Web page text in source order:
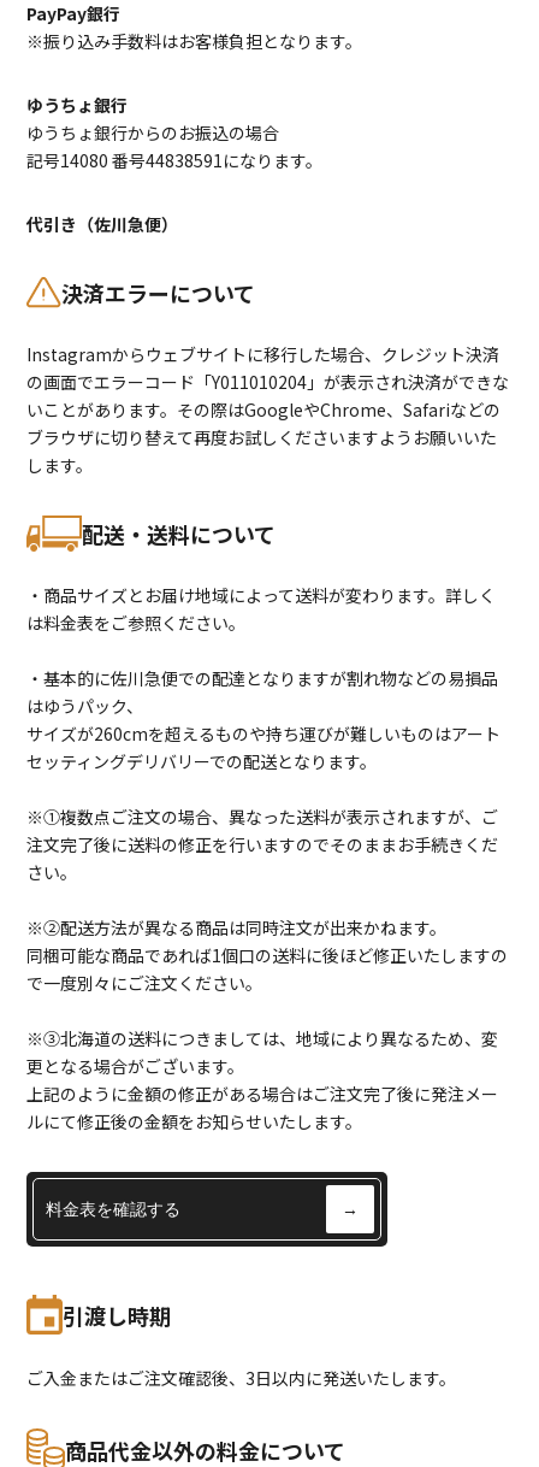
PayPay銀行
※振り込み手数料はお客様負担となります。
ゆうちょ銀行
ゆうちょ銀行からのお振込の場合
記号14080 番号44838591になります。
代引き（佐川急便）
決済エラーについて
Instagramからウェブサイトに移行した場合、クレジット決済
の画面でエラーコード「Y011010204」が表示され決済ができな
いことがあります。その際はGoogleやChrome、Safariなどの
ブラウザに切り替えて再度お試しくださいますようお願いいた
します。
配送・送料について
・商品サイズとお届け地域によって送料が変わります。詳しく
は料金表をご参照ください。
・基本的に佐川急便での配達となりますが割れ物などの易損品
はゆうパック、
サイズが260cmを超えるものや持ち運びが難しいものはアート
セッティングデリバリーでの配送となります。
※①複数点ご注文の場合、異なった送料が表示されますが、ご
注文完了後に送料の修正を行いますのでそのままお手続きくだ
さい。
※②配送方法が異なる商品は同時注文が出来かねます。
同梱可能な商品であれば1個口の送料に後ほど修正いたしますの
で一度別々にご注文ください。
※③北海道の送料につきましては、地域により異なるため、変
更となる場合がございます。
上記のように金額の修正がある場合はご注文完了後に発注メー
ルにて修正後の金額をお知らせいたします。
料金表を確認する →
引渡し時期
ご入金またはご注文確認後、3日以内に発送いたします。
商品代金以外の料金について